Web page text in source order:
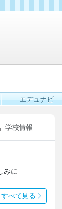
エデュナビ
学校情報
に！
すべて見る